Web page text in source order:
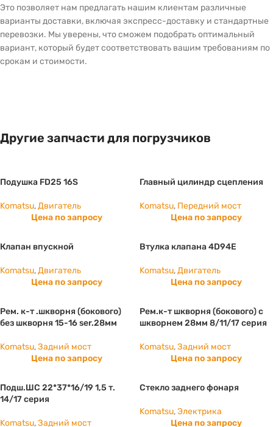
Это позволяет нам предлагать нашим клиентам различные
варианты доставки, включая экспресс-доставку и стандартные
перевозки. Мы уверены, что сможем подобрать оптимальный
вариант, который будет соответствовать вашим требованиям по
срокам и стоимости.
Другие запчасти для погрузчиков
Подушка FD25 16S
Komatsu,Двигатель
Цена по запросу
Главный цилиндр сцепления
Komatsu, Передний мост
Цена по запросу
Клапан впускной
Komatsu,Двигатель
Цена по запросу
Втулка клапана 4D94E
Komatsu,Двигатель
Цена по запросу
Рем. к-т .шкворня (бокового)
без шкворня 15-16 ser.28мм
Komatsu,Задний мост
Цена по запросу
Рем.к-т шкворня (бокового) с
шкворнем 28мм 8/11/17 серия
Komatsu,Задний мост
Цена по запросу
Подш.ШС 22*37*16/19 1,5 т.
14/17 серия
Komatsu,Задний мост
Стекло заднего фонаря
Komatsu,Электрика
Цена по запросу